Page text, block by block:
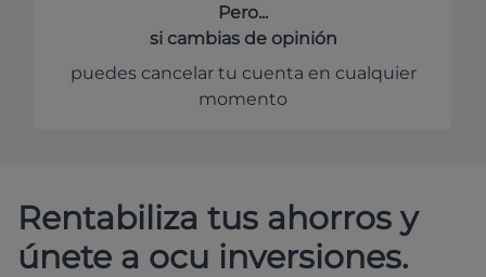
Pero...
si cambias de opinión
puedes cancelar tu cuenta en cualquier
momento
Rentabiliza tus ahorros y
únete a ocu inversiones.